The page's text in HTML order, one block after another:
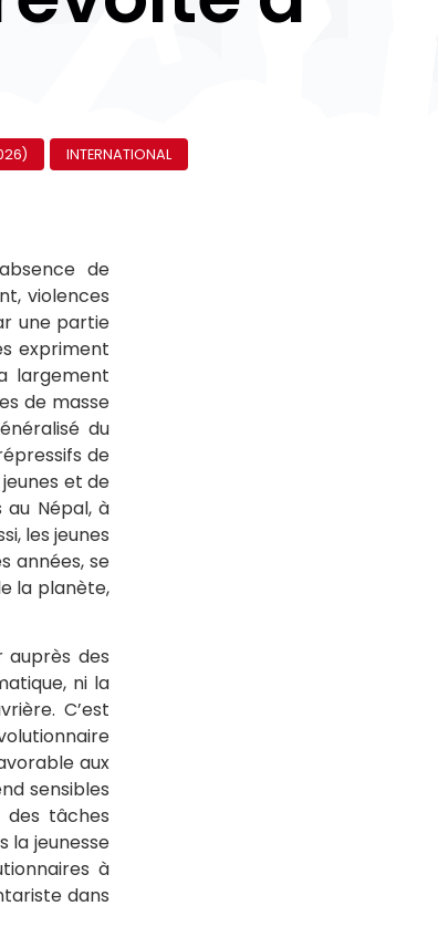
INTERNATIONAL
de
violences
une partie
expriment
largement
de masse
du
de
et de
Népal, à
les jeunes
années, se
la planète,
auprès des
ni la
C’est
aux
sensibles
des tâches
la jeunesse
à
dans